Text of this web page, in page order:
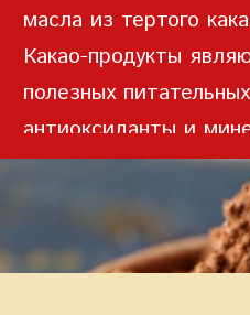
масла из тертого
Какао-продукты
полезных
антиоксиданты и
содержит высокое
антиоксидантов,
флавоноиды и
различные
Условия